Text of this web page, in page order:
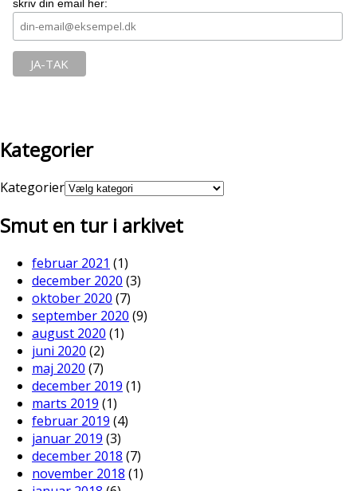
skriv din email her:
Kategorier
Kategorier
Smut en tur i arkivet
februar 2021 (1)
december 2020 (3)
oktober 2020 (7)
september 2020 (9)
august 2020 (1)
juni 2020 (2)
maj 2020 (7)
december 2019 (1)
marts 2019 (1)
februar 2019 (4)
januar 2019 (3)
december 2018 (7)
november 2018 (1)